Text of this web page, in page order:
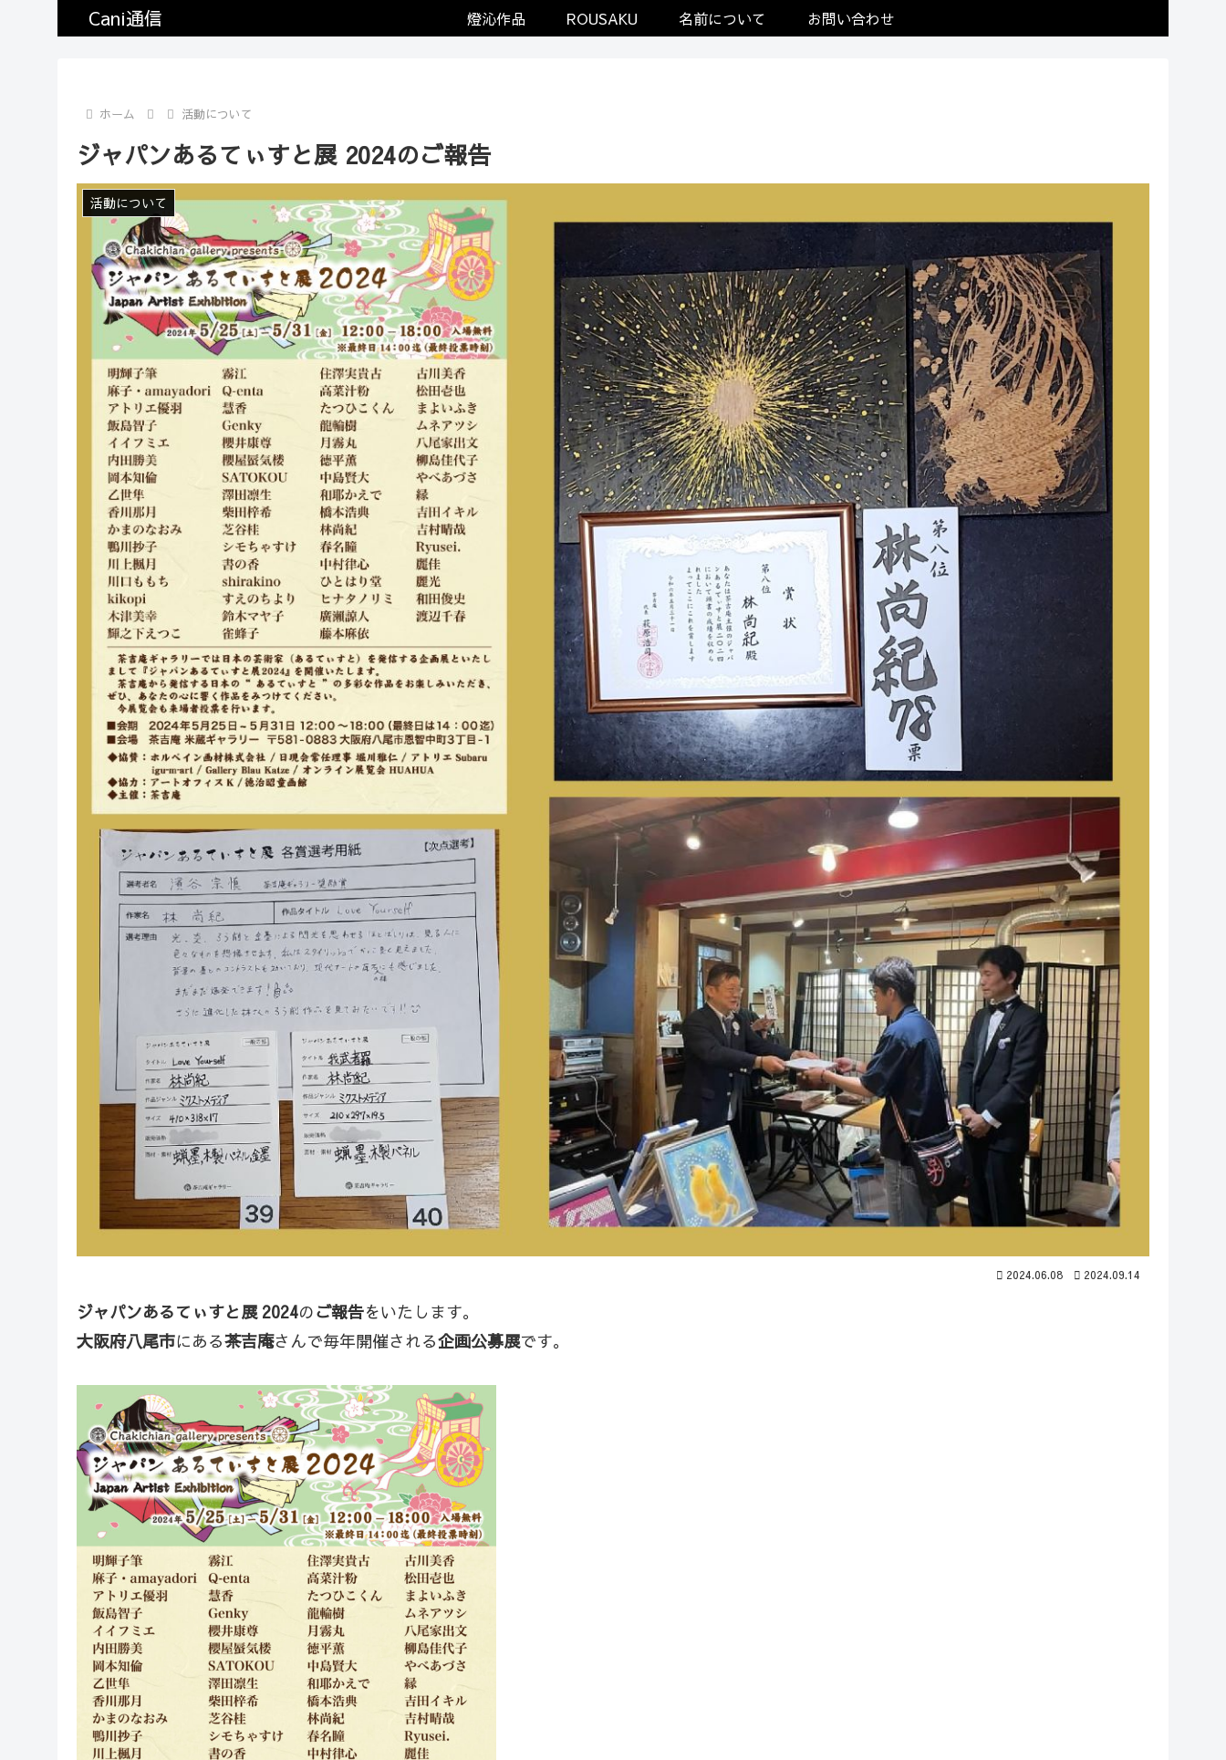
Cani通信 燈沁作品 ROUSAKU 名前について お問い合わせ
ホーム 活動について
ジャパンあるてぃすと展 2024のご報告
活動について
2024.06.08 2024.09.14
ジャパンあるてぃすと展 2024のご報告をいたします。
大阪府八尾市にある茶吉庵さんで毎年開催される企画公募展です。